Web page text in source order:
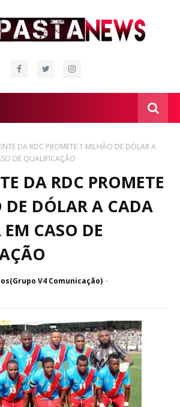
DA RDC PROMETE 1 MILHÃO DE DÓLAR A
DE QUALIFICAÇÃO
DA RDC PROMETE
DÓLAR A CADA
CASO DE
V4 Comunicação)